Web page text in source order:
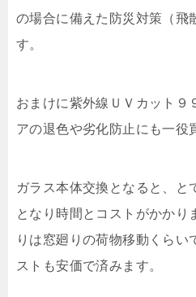
の場合に備えた防災対策（飛
す。
おまけに紫外線ＵＶカット９
アの退色や劣化防止にも一役
ガラス本体交換となると、と
となり時間とコストがかかり
りは窓廻りの荷物移動くらい
ストも安価で済みます。